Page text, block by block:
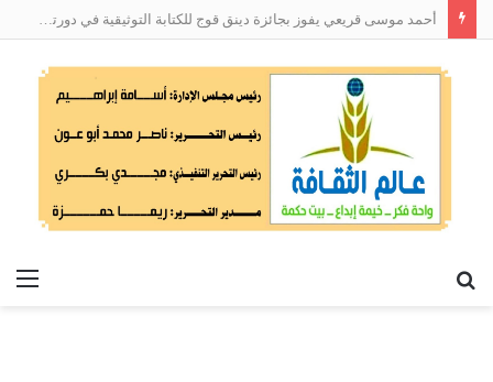
أحمد موسى قريعي يفوز بجائزة دينق قوج للكتابة التوثيقية في دورتها الأولى